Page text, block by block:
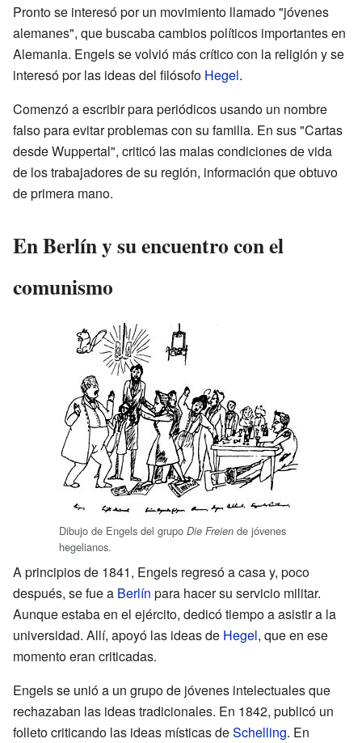
Pronto se interesó por un movimiento llamado "jóvenes
alemanes", que buscaba cambios políticos importantes en
Alemania. Engels se volvió más crítico con la religión y se
interesó por las ideas del filósofo Hegel.
Comenzó a escribir para periódicos usando un nombre
falso para evitar problemas con su familia. En sus "Cartas
desde Wuppertal", criticó las malas condiciones de vida
de los trabajadores de su región, información que obtuvo
de primera mano.
En Berlín y su encuentro con el
comunismo
Dibujo de Engels del grupo Die Freien de jóvenes
hegelianos.
A principios de 1841, Engels regresó a casa y, poco
después, se fue a Berlín para hacer su servicio militar.
Aunque estaba en el ejército, dedicó tiempo a asistir a la
universidad. Allí, apoyó las ideas de Hegel, que en ese
momento eran criticadas.
Engels se unió a un grupo de jóvenes intelectuales que
rechazaban las ideas tradicionales. En 1842, publicó un
folleto criticando las ideas místicas deSchelling. En